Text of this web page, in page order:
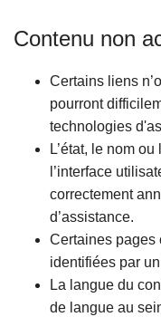
Contenu non
Certains liens
pourront
technologies
L’état, le nom
l’interface
correctement
d’assistance.
Certaines pages
identifiées par
La langue du
de langue au